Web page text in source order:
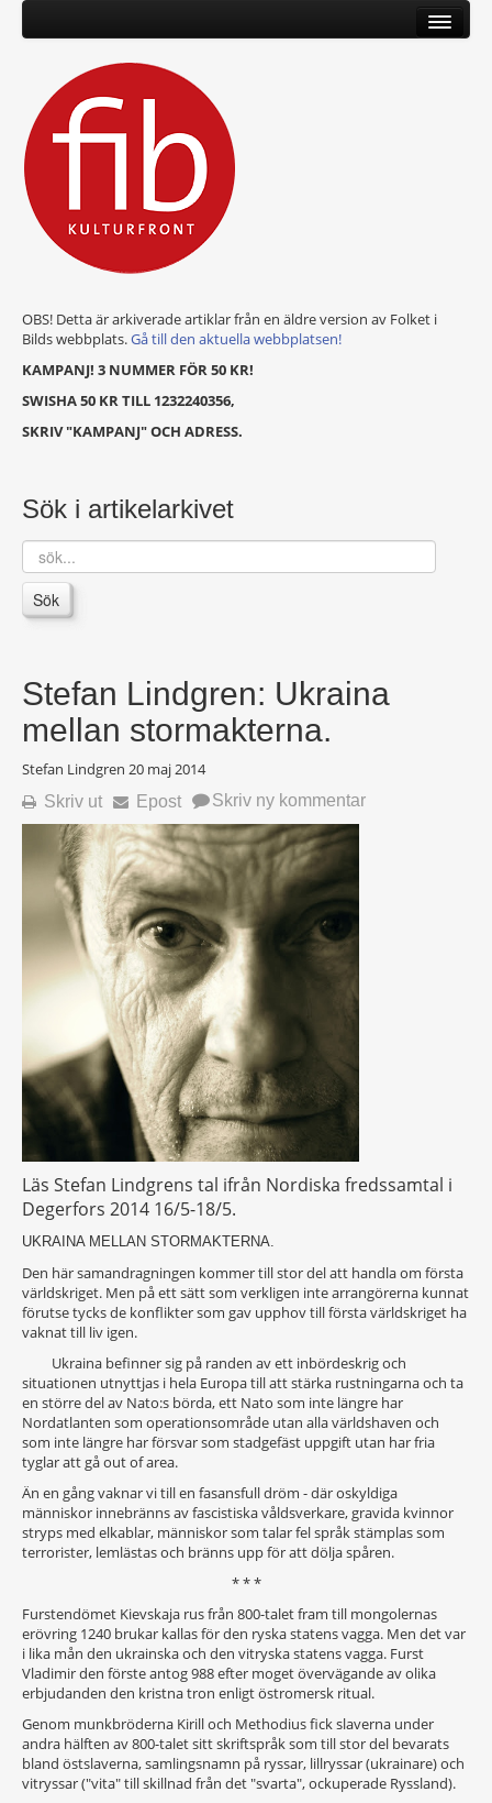
OBS! Detta är arkiverade artiklar från en äldre version av Folket i
Bilds webbplats.Gå till den aktuella webbplatsen!
KAMPANJ! 3 NUMMER FÖR 50 KR!
SWISHA 50 KR TILL 1232240356,
SKRIV "KAMPANJ" OCH ADRESS.
Sök i artikelarkivet
sök...
Sök
Stefan Lindgren: Ukraina
mellan stormakterna.
Stefan Lindgren 20 maj 2014
Skriv ut Epost Skriv ny kommentar
Läs Stefan Lindgrens tal ifrån Nordiska fredssamtal i
Degerfors 2014 16/5-18/5.
UKRAINA MELLAN STORMAKTERNA.
Den här samandragningen kommer till stor del att handla om första
världskriget. Men på ett sätt som verkligen inte arrangörerna kunnat
förutse tycks de konflikter som gav upphov till första världskriget ha
vaknat till liv igen.
Ukraina befinner sig på randen av ett inbördeskrig och
situationen utnyttjas i hela Europa till att stärka rustningarna och ta
en större del av Nato:s börda, ett Nato som inte längre har
Nordatlanten som operationsområde utan alla världshaven och
som inte längre har försvar som stadgefäst uppgift utan har fria
tyglar att gå out of area.
Än en gång vaknar vi till en fasansfull dröm - där oskyldiga
människor innebränns av fascistiska våldsverkare, gravida kvinnor
stryps med elkablar, människor som talar fel språk stämplas som
terrorister, lemlästas och bränns upp för att dölja spåren.
* * *
Furstendömet Kievskaja rus från 800-talet fram till mongolernas
erövring 1240 brukar kallas för den ryska statens vagga. Men det var
i lika mån den ukrainska och den vitryska statens vagga. Furst
Vladimir den förste antog 988 efter moget övervägande av olika
erbjudanden den kristna tron enligt östromersk ritual.
Genom munkbröderna Kirill och Methodius fick slaverna under
andra hälften av 800-talet sitt skriftspråk som till stor del bevarats
bland östslaverna, samlingsnamn på ryssar, lillryssar (ukrainare) och
vitryssar ("vita" till skillnad från det "svarta", ockuperade Ryssland).